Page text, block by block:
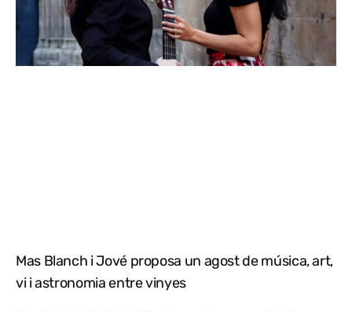
Mas Blanch i Jové proposa un agost de música, art,
vi i astronomia entre vinyes